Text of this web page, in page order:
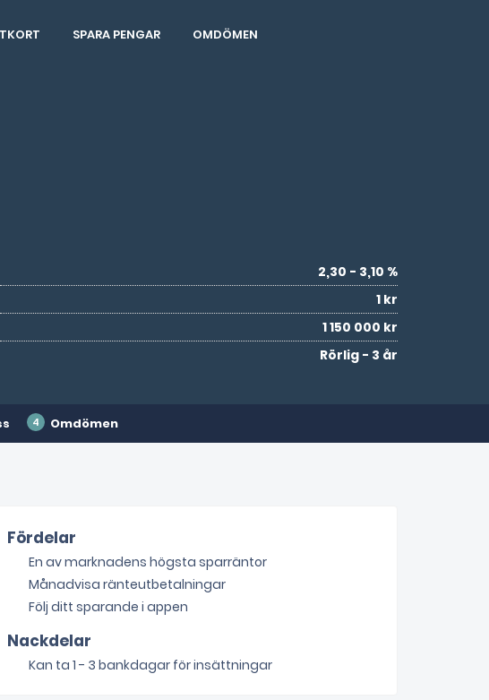
SPARA PENGAR
OMDÖMEN
2,30 - 3,10 %
1 kr
1 150 000 kr
Rörlig - 3 år
Omdömen
Fördelar
En av marknadens högsta sparräntor
Månadvisa ränteutbetalningar
Följ ditt sparande i appen
Nackdelar
Kan ta 1 - 3 bankdagar för insättningar